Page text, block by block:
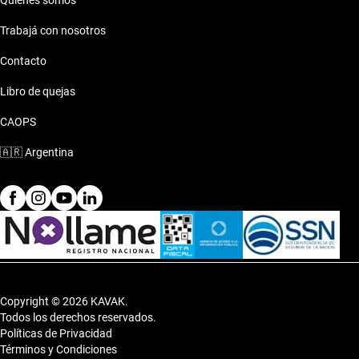
escapadas, ajustándose a cada estilo de vida con comodidad y
estilo.
Trabajá con nosotros
Contacto
Libro de quejas
CAOPS
🇦🇷Argentina
Copyright © 2026 KAVAK.
Todos los derechos reservados.
Políticas de Privacidad
Términos y Condiciones